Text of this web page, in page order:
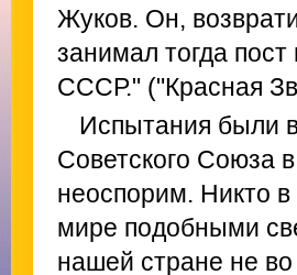
Жуков. Он,
занимал тогда
СССР." ("Красная
Испытания были
Советского Союза
неоспорим. Никто
мире подобными
нашей стране не